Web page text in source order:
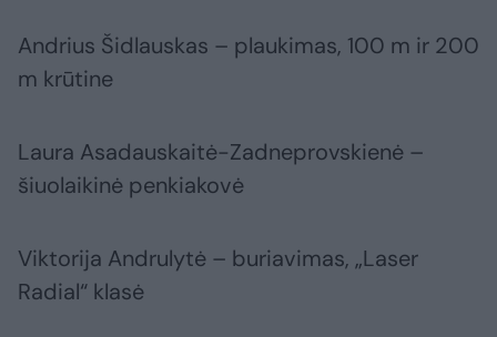
Andrius Šidlauskas – plaukimas, 100 m ir 200
m krūtine
Laura Asadauskaitė-Zadneprovskienė –
šiuolaikinė penkiakovė
Viktorija Andrulytė – buriavimas, „Laser
Radial“ klasė